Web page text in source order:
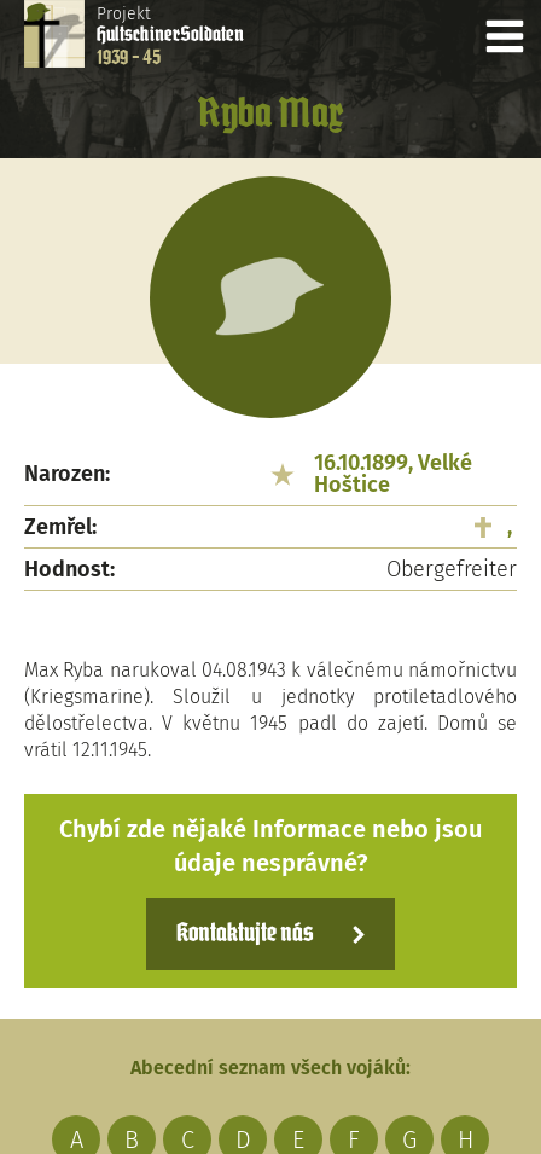
Projekt
HultschinerSoldaten
1939 - 45
Ryba Max
Narozen:
16.10.1899, Velké
Hoštice
Zemřel:
,
Hodnost:
Obergefreiter
Max Ryba narukoval 04.08.1943 k válečnému námořnictvu
(Kriegsmarine). Sloužil u jednotky protiletadlového
dělostřelectva. V květnu 1945 padl do zajetí. Domů se
vrátil 12.11.1945.
Chybí zde nějaké Informace nebo jsou
údaje nesprávné?
Kontaktujte nás
Abecední seznam všech vojáků:
A B C D E F G
H